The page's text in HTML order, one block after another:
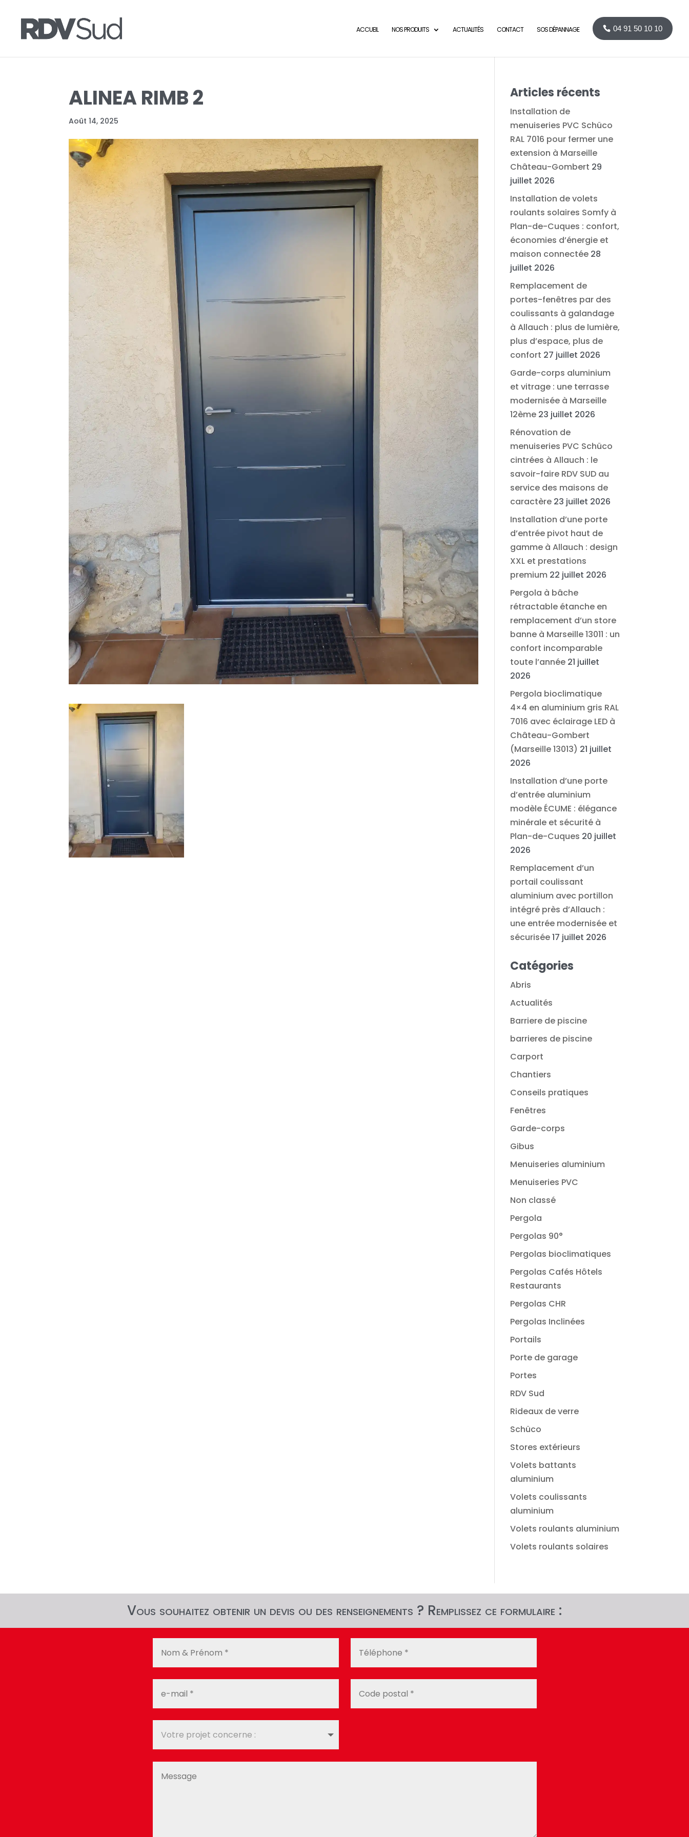
ACCUEIL NOS PRODUITS ACTUALITÉS CONTACT SOS DÉPANNAGE 04 91 50 10 10
ALINEA RIMB 2
Août 14, 2025
Articles récents
Installation de
menuiseries PVC Schüco
RAL 7016 pour fermer une
extension à Marseille
Château-Gombert 29
juillet 2026
Installation de volets
roulants solaires Somfy à
Plan-de-Cuques : confort,
économies d’énergie et
maison connectée 28
juillet 2026
Remplacement de
portes-fenêtres par des
coulissants à galandage
à Allauch : plus de lumière,
plus d’espace, plus de
confort 27 juillet 2026
Garde-corps aluminium
et vitrage : une terrasse
modernisée à Marseille
12ème 23 juillet 2026
Rénovation de
menuiseries PVC Schüco
cintrées à Allauch : le
savoir-faire RDV SUD au
service des maisons de
caractère 23 juillet 2026
Installation d’une porte
d’entrée pivot haut de
gamme à Allauch : design
XXL et prestations
premium 22 juillet 2026
Pergola à bâche
rétractable étanche en
remplacement d’un store
banne à Marseille 13011 : un
confort incomparable
toute l’année 21 juillet
2026
Pergola bioclimatique
4×4 en aluminium gris RAL
7016 avec éclairage LED à
Château-Gombert
(Marseille 13013) 21 juillet
2026
Installation d’une porte
d’entrée aluminium
modèle ÉCUME : élégance
minérale et sécurité à
Plan-de-Cuques 20 juillet
2026
Remplacement d’un
portail coulissant
aluminium avec portillon
intégré près d’Allauch :
une entrée modernisée et
sécurisée17 juillet 2026
Catégories
Abris
Actualités
Barriere de piscine
barrieres de piscine
Carport
Chantiers
Conseils pratiques
Fenêtres
Garde-corps
Gibus
Menuiseries aluminium
Menuiseries PVC
Non classé
Pergola
Pergolas 90°
Pergolas bioclimatiques
Pergolas Cafés Hôtels
Restaurants
Pergolas CHR
Pergolas Inclinées
Portails
Porte de garage
Portes
RDV Sud
Rideaux de verre
Schüco
Stores extérieurs
Volets battants
aluminium
Volets coulissants
aluminium
Volets roulants aluminium
Volets roulants solaires
Vous souhaitez obtenir un devis ou des renseignements ? Remplissez ce formulaire :